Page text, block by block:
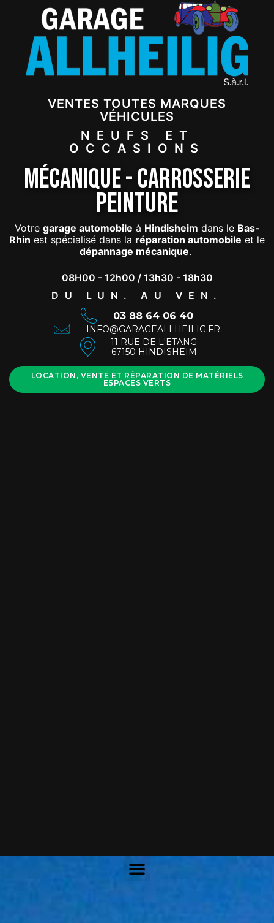
VENTES TOUTES MARQUES
VÉHICULES
NEUFS ET
OCCASIONS
Mécanique - Carrosserie
Peinture
Votre garage automobile à Hindisheim dans le Bas-
Rhin est spécialisé dans la réparation automobile et le
dépannage mécanique.
08H00 - 12h00 / 13h30 - 18h30
DU LUN. AU VEN.
03 88 64 06 40
INFO@GARAGEALLHEILIG.FR
11 RUE DE L'ETANG
67150 HINDISHEIM
LOCATION, VENTE ET RÉPARATION DE MATÉRIELS
ESPACES VERTS